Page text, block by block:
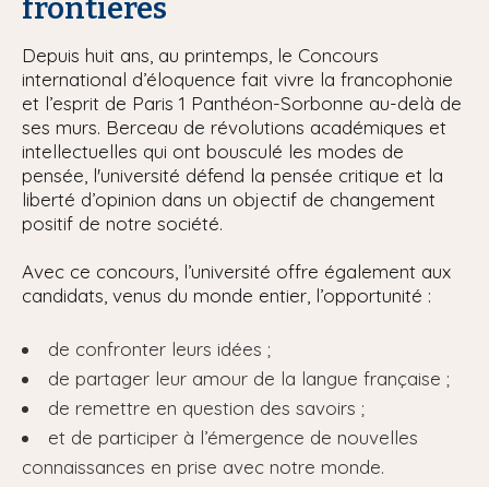
frontières
Depuis huit ans, au printemps, le Concours
international d’éloquence fait vivre la francophonie
et l’esprit de Paris 1 Panthéon-Sorbonne au-delà de
ses murs. Berceau de révolutions académiques et
intellectuelles qui ont bousculé les modes de
pensée, l'université défend la pensée critique et la
liberté d’opinion dans un objectif de changement
positif de notre société.
Avec ce concours, l’université offre également aux
candidats, venus du monde entier, l’opportunité :
de confronter leurs idées ;
de partager leur amour de la langue française ;
de remettre en question des savoirs ;
et de participer à l’émergence de nouvelles
connaissances en prise avec notre monde.